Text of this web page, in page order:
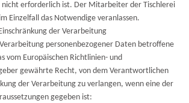
erforderlich ist. Der Mitarbeiter der Tischlerei
Einzelfall das Notwendige veranlassen.
der Verarbeitung
personenbezogener Daten betroffene
vom Europäischen Richtlinien- und
gewährte Recht, von dem Verantwortlichen
der Verarbeitung zu verlangen, wenn eine der
gegeben ist: